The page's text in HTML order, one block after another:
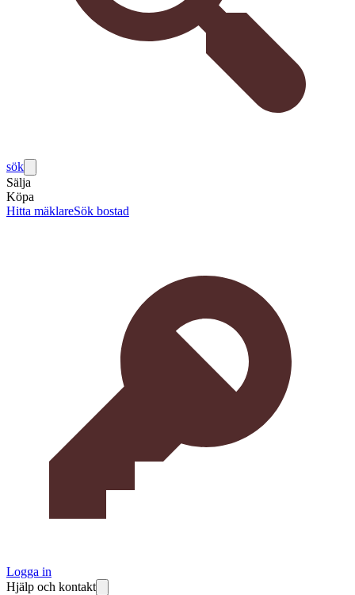
sök
Sälja
Köpa
Hitta mäklareSök bostad
Logga in
Hjälp och kontakt